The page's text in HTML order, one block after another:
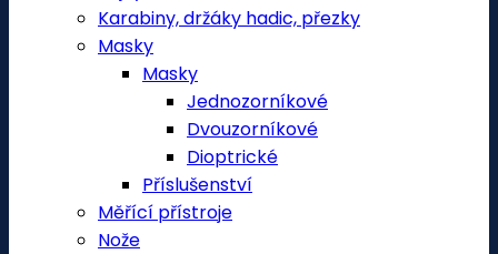
Karabiny, držáky hadic, přezky
Masky
Masky
Jednozorníkové
Dvouzorníkové
Dioptrické
Příslušenství
Měřící přístroje
Nože